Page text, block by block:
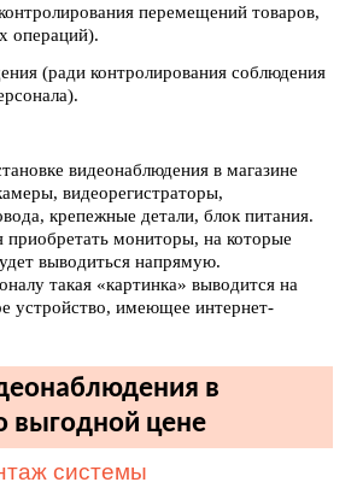
перемещений товаров,
операций).
(ради контролирования соблюдения
видеонаблюдения в магазине
видеорегистраторы,
крепежные детали, блок питания.
приобретать мониторы, на которые
выводиться напрямую.
такая «картинка» выводится на
устройство, имеющее интернет-
в
выгодной цене
системы